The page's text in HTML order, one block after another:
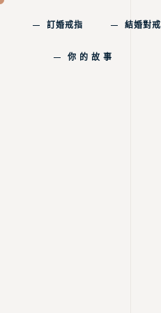
訂婚戒指 結婚對戒
你 的 故 事